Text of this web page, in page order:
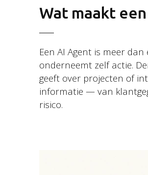
Wat maakt
Een AI Agent is meer
onderneemt zelf actie.
geeft over projecten of
informatie — van
risico.